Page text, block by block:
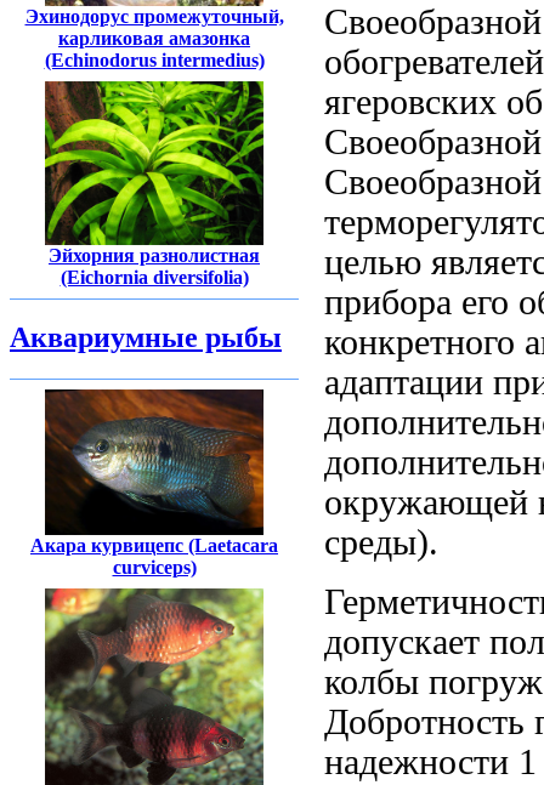
Эхинодорус промежуточный,
карликовая амазонка
(Echinodorus intermedius)
Эйхорния разнолистная
(Eichornia diversifolia)
Аквариумные рыбы
Акара курвицепс (Laetacara
curviceps)
обогревателей
ягеровских
целью
прибора его
конкретного
адаптации
окружающей
среды).
допускает
колбы
Добротность
надежности